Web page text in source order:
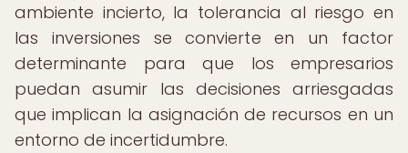
ambiente incierto, la tolerancia al riesgo en
las inversiones se convierte en un factor
determinante para que los empresarios
puedan asumir las decisiones arriesgadas
que implican la asignación de recursos en un
entorno de incertidumbre.